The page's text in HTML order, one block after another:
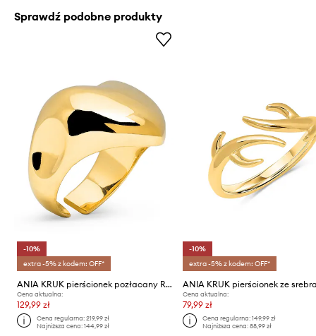
Sprawdź podobne produkty
-10%
extra -5% z kodem: OFF*
ANIA KRUK pierścionek pozłacany ROMANTICA
Cena aktualna:
129,99 zł
Cena regularna:219,99 zł
Najniższa cena:144,99 zł
-10%
extra -5% z kodem: OFF*
Cena aktualna:
79,99 zł
Cena regularna: 149,99 zł
Najniższa cena: 88,99 zł